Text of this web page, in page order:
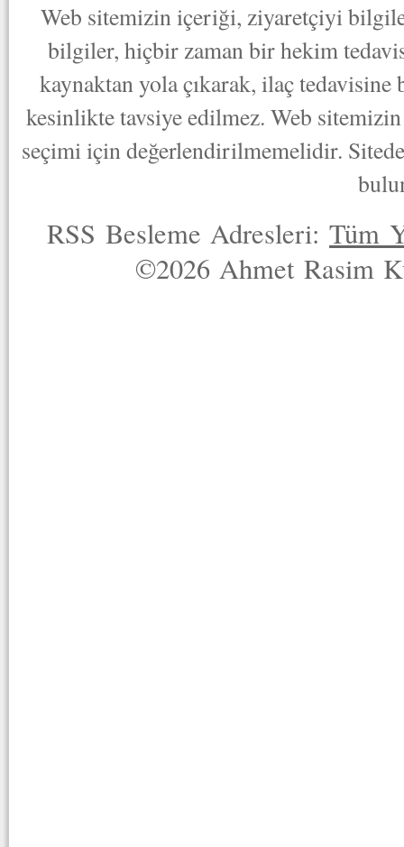
Web sitemizin içeriği, ziyaretçiyi
bilgiler, hiçbir zaman bir hekim
kaynaktan yola çıkarak, ilaç
kesinlikte tavsiye edilmez. Web
seçimi için değerlendirilmemelidir.
RSS Besleme Adresleri:Tüm
©2026 Ahmet Rasim